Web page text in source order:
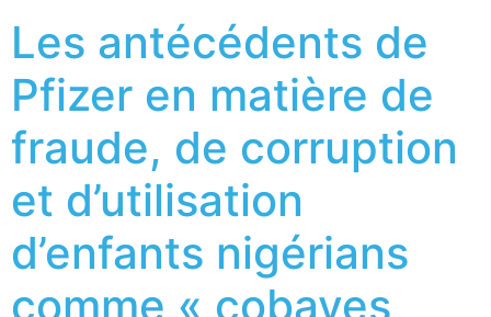
Les antécédents de
Pfizer en matière de
fraude, de corruption
et d’utilisation
d’enfants nigérians
comme « cobayes